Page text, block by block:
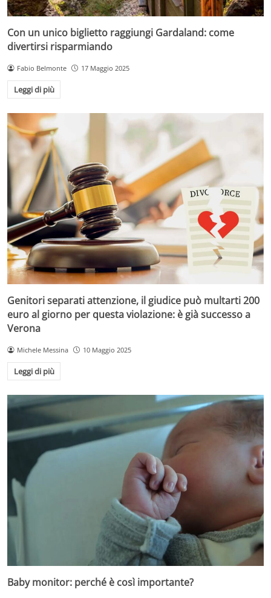
Con un unico biglietto raggiungi Gardaland: come
divertirsi risparmiando
Fabio Belmonte 17 Maggio 2025
Leggi di più
Genitori separati attenzione, il giudice può multarti 200
euro al giorno per questa violazione: è già successo a
Verona
Michele Messina 10 Maggio 2025
Leggi di più
Baby monitor: perché è così importante?